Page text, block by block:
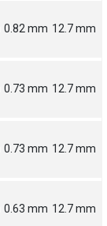
0.82 mm 12.7 mm
0.73 mm 12.7 mm
0.73 mm 12.7 mm
0.63 mm 12.7 mm